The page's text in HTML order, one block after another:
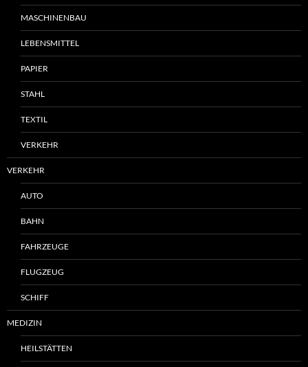
MASCHINENBAU
LEBENSMITTEL
PAPIER
STAHL
TEXTIL
VERKEHR
VERKEHR
AUTO
BAHN
FAHRZEUGE
FLUGZEUG
SCHIFF
MEDIZIN
HEILSTÄTTEN